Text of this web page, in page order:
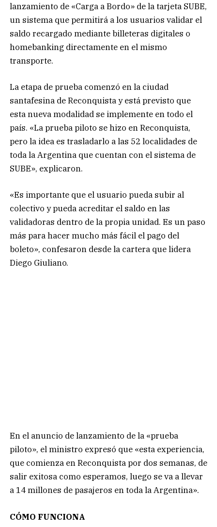
lanzamiento de «Carga a Bordo» de la tarjeta SUBE,
un sistema que permitirá a los usuarios validar el
saldo recargado mediante billeteras digitales o
homebanking directamente en el mismo
transporte.
La etapa de prueba comenzó en la ciudad
santafesina de Reconquista y está previsto que
esta nueva modalidad se implemente en todo el
país. «La prueba piloto se hizo en Reconquista,
pero la idea es trasladarlo a las 52 localidades de
toda la Argentina que cuentan con el sistema de
SUBE», explicaron.
«Es importante que el usuario pueda subir al
colectivo y pueda acreditar el saldo en las
validadoras dentro de la propia unidad. Es un paso
más para hacer mucho más fácil el pago del
boleto», confesaron desde la cartera que lidera
Diego Giuliano.
En el anuncio de lanzamiento de la «prueba
piloto», el ministro expresó que «esta experiencia,
que comienza en Reconquista por dos semanas, de
salir exitosa como esperamos, luego se va a llevar
a 14 millones de pasajeros en toda la Argentina».
CÓMO FUNCIONA